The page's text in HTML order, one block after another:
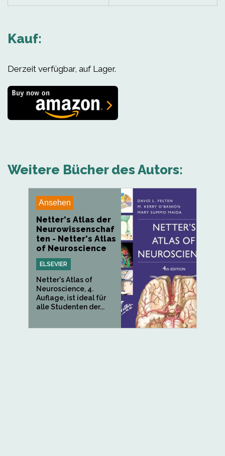
Kauf:
Derzeit verfügbar, auf Lager.
Weitere Bücher des Autors:
Ansehen
Netter's Atlas der
Neurowissenschaf
ten - Netter's Atlas
of Neuroscience
ELSEVIER
Netter's Atlas of
Neuroscience, 4.
Auflage, ist ideal für
alle Studenten der...